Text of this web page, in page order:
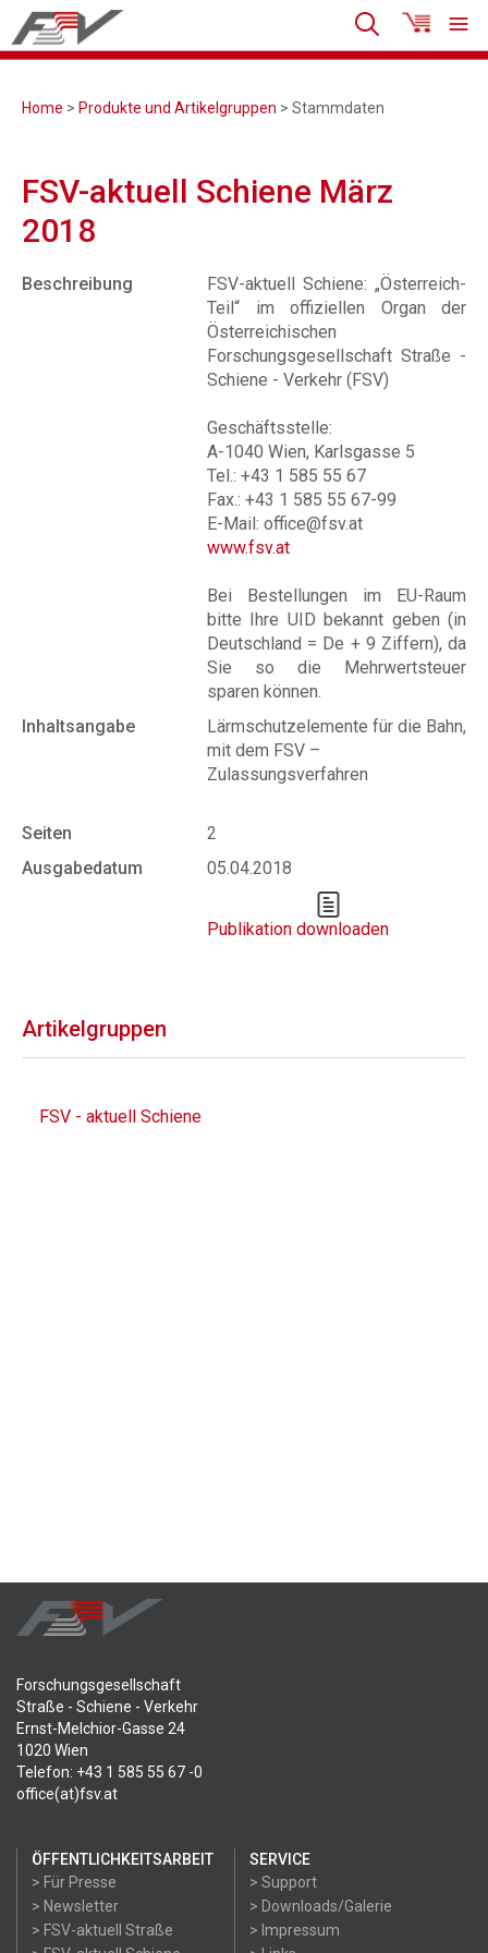
Home > Produkte und Artikelgruppen > Stammdaten
FSV-aktuell Schiene März
2018
Beschreibung
FSV-aktuell Schiene: „Österreich-
Teil“ im offiziellen Organ der
Österreichischen
Forschungsgesellschaft Straße -
Schiene - Verkehr (FSV)
Geschäftsstelle:
A-1040 Wien, Karlsgasse 5
Tel.: +43 1 585 55 67
Fax.: +43 1 585 55 67-99
E-Mail: office@fsv.at
www.fsv.at
Bei Bestellungen im EU-Raum
bitte Ihre UID bekannt geben (in
Deutschland = De + 9 Ziffern), da
Sie so die Mehrwertsteuer
sparen können.
Inhaltsangabe
Lärmschutzelemente für die Bahn,
mit dem FSV –
Zulassungsverfahren
Seiten
2
Ausgabedatum
05.04.2018
Publikation downloaden
Artikelgruppen
FSV - aktuell Schiene
Forschungsgesellschaft
Straße - Schiene - Verkehr
Ernst-Melchior-Gasse 24
1020 Wien
Telefon: +43 1 585 55 67 -0
office(at)fsv.at
ÖFFENTLICHKEITSARBEIT
> Für Presse
> Newsletter
> FSV-aktuell Straße
SERVICE
> Support
> Downloads/Galerie
> Impressum